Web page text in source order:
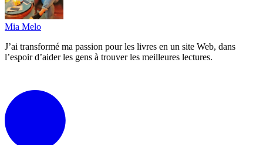
Mia Melo
J’ai transformé ma passion pour les livres en un site Web, dans
l’espoir d’aider les gens à trouver les meilleures lectures.